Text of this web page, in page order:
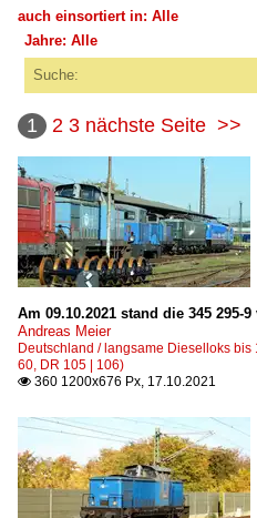
auch einsortiert in: Alle
Alle Kategorien
Jahre: Alle
2014
2015
2016
2017
2018
2020
1 2 3 nächste Seite >>
Am 09.10.2021 stand die 345 295-
Andreas Meier
Deutschland / langsame Dieselloks
60, DR 105 | 106)
 360 1200x676 Px, 17.10.2021